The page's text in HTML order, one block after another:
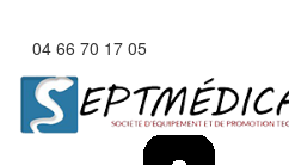
04 66 70 17 05